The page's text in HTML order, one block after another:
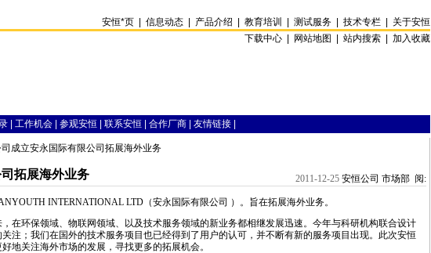
安恒*页 信息动态 产品介绍 教育培训 测试服务 技术专栏
关于安恒
下载中心 |
网站地图 站内搜索 加入收藏
工作机会 参观安恒 联系安恒 合作厂商 友情链接
成立安永国际有限公司拓展海外业务
2011-12-25 安恒公司 市场部 阅:
拓展海外业务
INTERNATIONAL LTD（安永国际有限公司 ）。旨在拓展海外业务。
在环保领域、物联网领域、以及技术服务领域的新业务都相继发展迅速。今年与科研机构联合设计
注；我们在国外的技术服务项目也已经得到了用户的认可，并不断有新的服务项目出现。此次安恒
地关注海外市场的发展，寻找更多的拓展机会。